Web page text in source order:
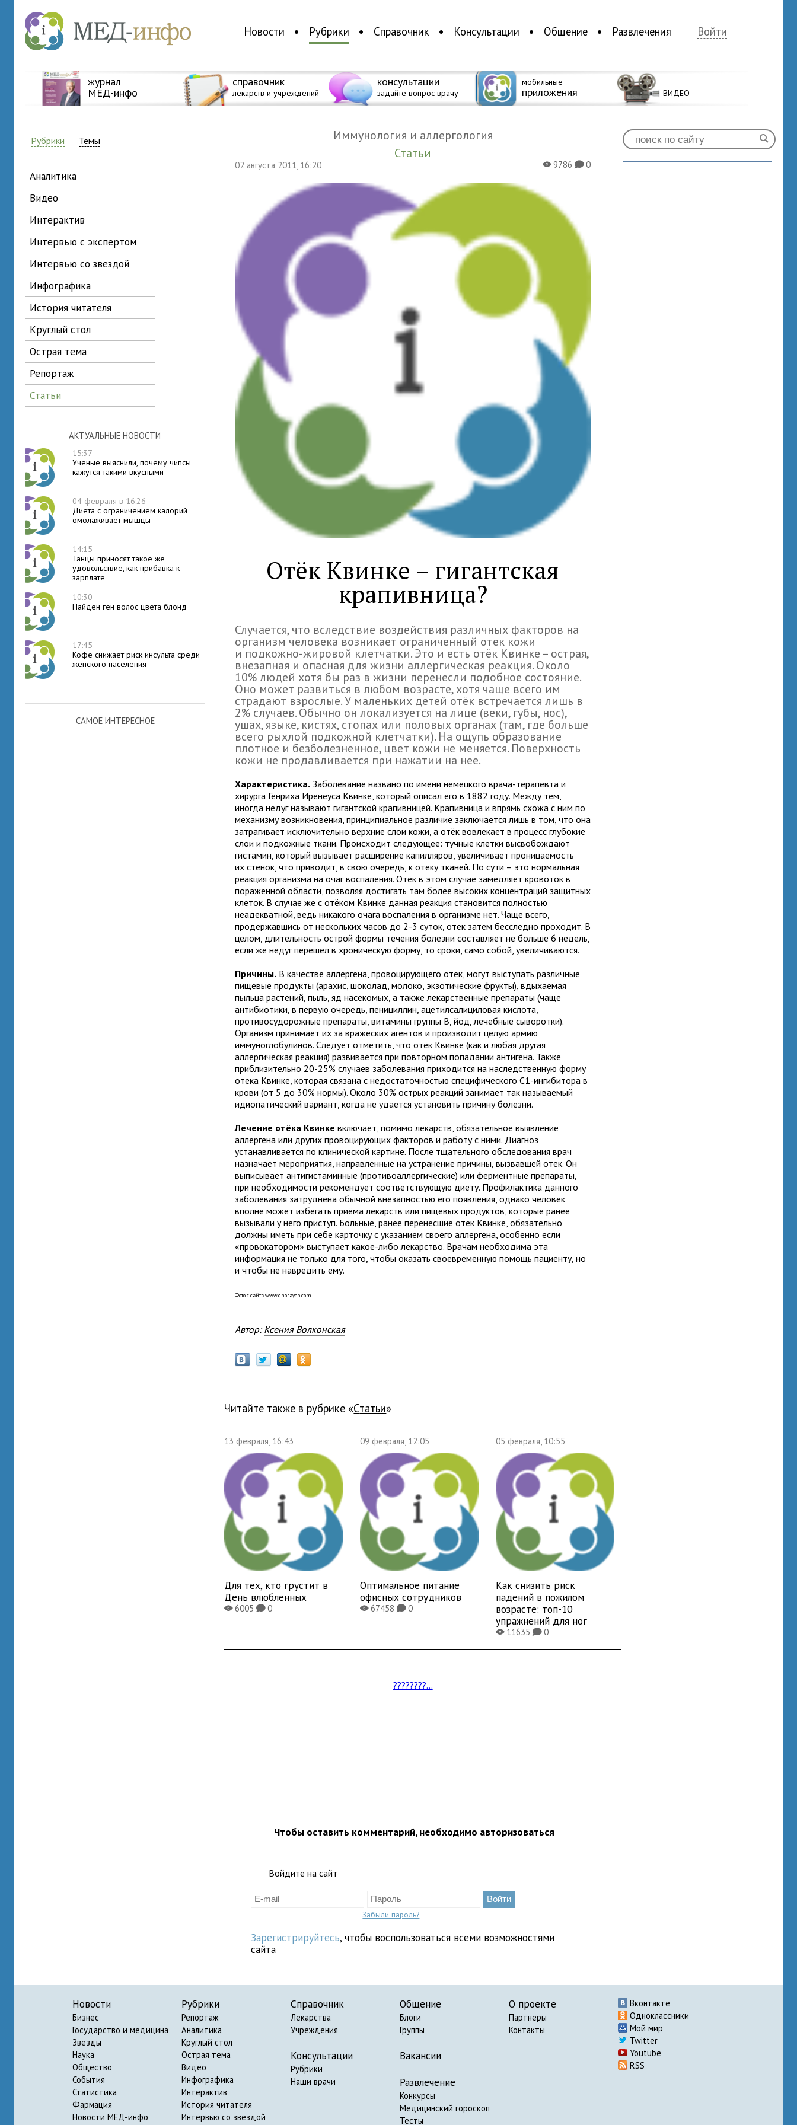
Новости Рубрики Справочник Консультации Общение Развлечения Войти
журнал
МЕД-инфо
справочник
лекарств и учреждений
консультации
задайте вопрос врачу
мобильные
приложения ВИДЕО
Рубрики Темы
аналитика
видео
интерактив
интервью с экспертом
интервью со звездой
инфографика
история читателя
круглый стол
острая тема
репортаж
статьи
АКТУАЛЬНЫЕ НОВОСТИ
15:37
Ученые выяснили, почему чипсы
кажутся такими вкусными
04 февраля в 16:26
Диета с ограничением калорий
омолаживает мышцы
14:15
Танцы приносят такое же
удовольствие, как прибавка к
зарплате
10:30
Найден ген волос цвета блонд
17:45
Кофе снижает риск инсульта среди
женского населения
САМОЕ ИНТЕРЕСНОЕ
Иммунология и аллергология
Статьи
02 августа 2011, 16:20 X9786K0
Отёк Квинке – гигантская
крапивница?
Случается, что вследствие воздействия различных факторов на
организм человека возникает ограниченный отек кожи
и подкожно-жировой клетчатки. Это и есть отёк Квинке – острая,
внезапная и опасная для жизни аллергическая реакция. Около
10% людей хотя бы раз в жизни перенесли подобное состояние.
Оно может развиться в любом возрасте, хотя чаще всего им
страдают взрослые. У маленьких детей отёк встречается лишь в
2% случаев. Обычно он локализуется на лице (веки, губы, нос),
ушах, языке, кистях, стопах или половых органах (там, где больше
всего рыхлой подкожной клетчатки). На ощупь образование
плотное и безболезненное, цвет кожи не меняется. Поверхность
кожи не продавливается при нажатии на нее.
Характеристика. Заболевание названо по имени немецкого врача-терапевта и
хирурга Генриха Иренеуса Квинке, который описал его в 1882 году. Между тем,
иногда недуг называют гигантской крапивницей. Крапивница и впрямь схожа с ним по
механизму возникновения, принципиальное различие заключается лишь в том, что она
затрагивает исключительно верхние слои кожи, а отёк вовлекает в процесс глубокие
слои и подкожные ткани. Происходит следующее: тучные клетки высвобождают
гистамин, который вызывает расширение капилляров, увеличивает проницаемость
их стенок, что приводит, в свою очередь, к отеку тканей. По сути – это нормальная
реакция организма на очаг воспаления. Отёк в этом случае замедляет кровоток в
поражённой области, позволяя достигать там более высоких концентраций защитных
клеток. В случае же с отёком Квинке данная реакция становится полностью
неадекватной, ведь никакого очага воспаления в организме нет. Чаще всего,
продержавшись от нескольких часов до 2-3 суток, отек затем бесследно проходит. В
целом, длительность острой формы течения болезни составляет не больше 6 недель,
если же недуг перешёл в хроническую форму, то сроки, само собой, увеличиваются.
Причины. В качестве аллергена, провоцирующего отёк, могут выступать различные
пищевые продукты (арахис, шоколад, молоко, экзотические фрукты), вдыхаемая
пыльца растений, пыль, яд насекомых, а также лекарственные препараты (чаще
антибиотики, в первую очередь, пенициллин, ацетилсалициловая кислота,
противосудорожные препараты, витамины группы В, йод, лечебные сыворотки).
Организм принимает их за вражеских агентов и производит целую армию
иммуноглобулинов. Следует отметить, что отёк Квинке (как и любая другая
аллергическая реакция) развивается при повторном попадании антигена. Также
приблизительно 20-25% случаев заболевания приходится на наследственную форму
отека Квинке, которая связана с недостаточностью специфического С1-ингибитора в
крови (от 5 до 30% нормы). Около 30% острых реакций занимает так называемый
идиопатический вариант, когда не удается установить причину болезни.
Лечение отёка Квинке включает, помимо лекарств, обязательное выявление
аллергена или других провоцирующих факторов и работу с ними. Диагноз
устанавливается по клинической картине. После тщательного обследования врач
назначает мероприятия, направленные на устранение причины, вызвавшей отек. Он
выписывает антигистаминные (противоаллергические) или ферментные препараты,
при необходимости рекомендует соответствующую диету. Профилактика данного
заболевания затруднена обычной внезапностью его появления, однако человек
вполне может избегать приёма лекарств или пищевых продуктов, которые ранее
вызывали у него приступ. Больные, ранее перенесшие отек Квинке, обязательно
должны иметь при себе карточку с указанием своего аллергена, особенно если
«провокатором» выступает какое-либо лекарство. Врачам необходима эта
информация не только для того, чтобы оказать своевременную помощь пациенту, но
и чтобы не навредить ему.
Фото с сайта www.ghorayeb.com
Автор: Ксения Волконская
Читайте также в рубрике « Статьи»
13 февраля, 16:43
Для тех, кто грустит в
День влюбленных
X6005K0
09 февраля, 12:05
Оптимальное питание
офисных сотрудников
X67458K0
05 февраля, 10:55
Как снизить риск
падений в пожилом
возрасте: топ-10
упражнений для ног
X11635K0
????????...
Чтобы оставить комментарий, необходимо авторизоваться
Войдите на сайт
Забыли пароль?
Зарегистрируйтесь, чтобы воспользоваться всеми возможностями
сайта
Новости
Бизнес
Государство и медицина
Звезды
Наука
Общество
События
Статистика
Фармация
Новости МЕД-инфо
Рубрики
Репортаж
Аналитика
Круглый стол
Острая тема
Видео
Инфографика
Интерактив
История читателя
Интервью со звездой
Справочник
Лекарства
Учреждения
Консультации
Рубрики
Наши врачи
Общение
Блоги
Группы
Вакансии
Развлечение
Конкурсы
Медицинский гороскоп
Тесты
О проекте
Партнеры
Контакты
Вконтакте
Одноклассники
Мой мир
Twitter
Youtube
RSS